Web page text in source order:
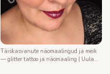
Täiskasvanute näomaalingud ja meik
— glitter tattoo ja näomaaling | Uula